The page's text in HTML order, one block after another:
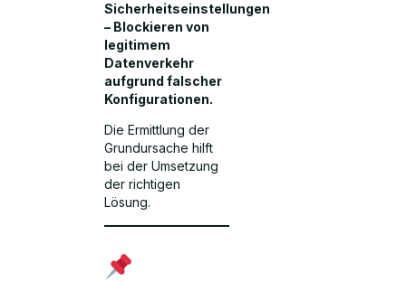
Sicherheitseinstellungen
– Blockieren von
legitimem
Datenverkehr
aufgrund falscher
Konfigurationen.
Die Ermittlung der
Grundursache hilft
bei der Umsetzung
der richtigen
Lösung.